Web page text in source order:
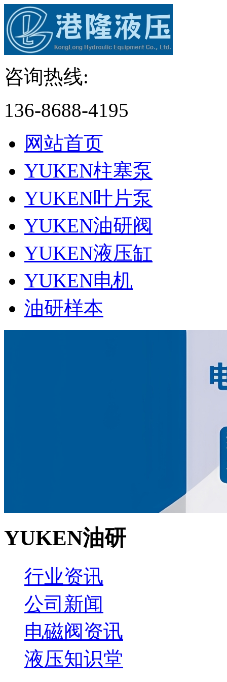
咨询热线:
136-8688-4195
网站首页
YUKEN柱塞泵
YUKEN叶片泵
YUKEN油研阀
YUKEN液压缸
YUKEN电机
油研样本
YUKEN油研
行业资讯
公司新闻
电磁阀资讯
液压知识堂